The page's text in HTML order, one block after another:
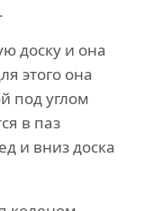
доску и она
этого она
под углом
в паз
и вниз доска